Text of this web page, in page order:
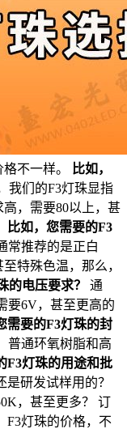
不一样。
比如，
我们的F3灯珠显指
，需要80以上，甚
比如，您需要的F3
常推荐的是正白
特殊色温，那么，
的电压要求？
通
要6V，甚至更高的
需要的F3灯珠的封
普通环氧树脂和高
F3灯珠的用途和批
研发试样用的？
，甚至更多？ 订
F3灯珠的价格，不